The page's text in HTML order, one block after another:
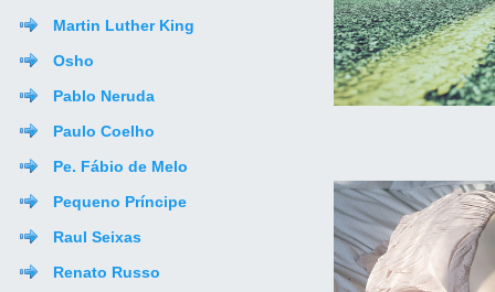
Martin Luther King
Osho
Pablo Neruda
Paulo Coelho
Pe. Fábio de Melo
Pequeno Príncipe
Raul Seixas
Renato Russo